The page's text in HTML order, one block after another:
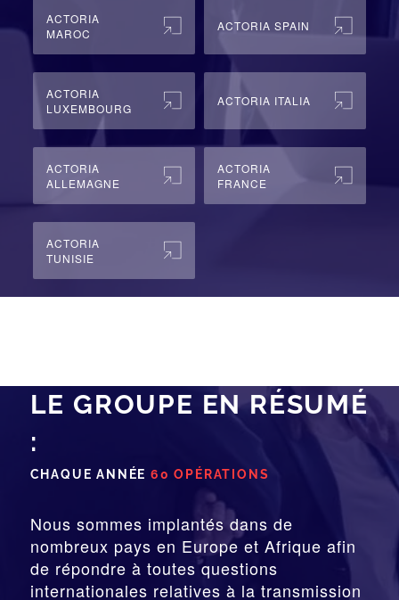
ACTORIA
MAROC
ACTORIA SPAIN
ACTORIA
LUXEMBOURG
ACTORIA ITALIA
ACTORIA
ALLEMAGNE
ACTORIA
FRANCE
ACTORIA
TUNISIE
LE GROUPE EN RÉSUMÉ
:
CHAQUE ANNÉE 60 OPÉRATIONS
Nous sommes implantés dans de
nombreux pays en Europe et Afrique afin
de répondre à toutes questions
internationales relatives à la transmission